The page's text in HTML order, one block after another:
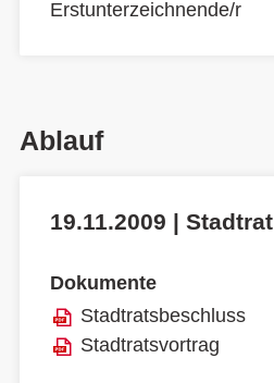
Erstunterzeichnende/r
Ablauf
19.11.2009 | Stadtrat
Dokumente
Stadtratsbeschluss
Stadtratsvortrag